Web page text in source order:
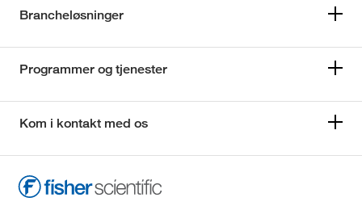
Brancheløsninger
Programmer og tjenester
Kom i kontakt med os